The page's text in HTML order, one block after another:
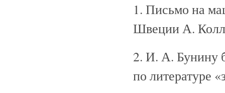
1. Письмо на
Швеции А.
2. И. А. Бунину
по литературе